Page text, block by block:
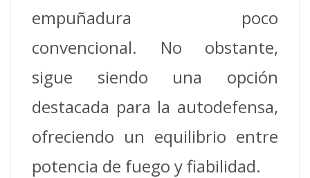
empuñadura poco
convencional. No obstante,
sigue siendo una opción
destacada para la autodefensa,
ofreciendo un equilibrio entre
potencia de fuego y fiabilidad.